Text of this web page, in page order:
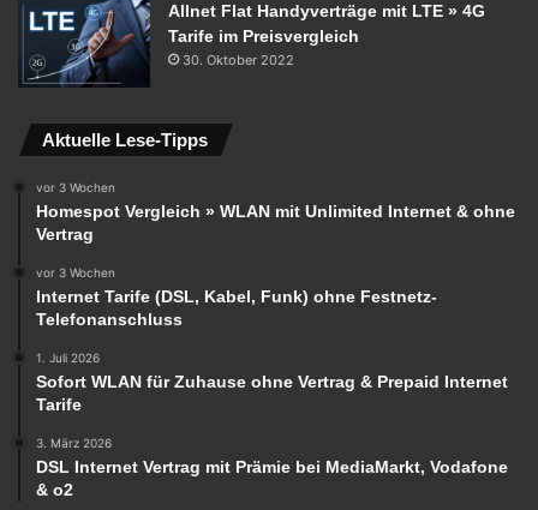
Allnet Flat Handyverträge mit LTE » 4G
Tarife im Preisvergleich
30. Oktober 2022
Aktuelle Lese-Tipps
vor 3 Wochen
Homespot Vergleich » WLAN mit Unlimited Internet & ohne
Vertrag
vor 3 Wochen
Internet Tarife (DSL, Kabel, Funk) ohne Festnetz-
Telefonanschluss
1. Juli 2026
Sofort WLAN für Zuhause ohne Vertrag & Prepaid Internet
Tarife
3. März 2026
DSL Internet Vertrag mit Prämie bei MediaMarkt, Vodafone
& o2